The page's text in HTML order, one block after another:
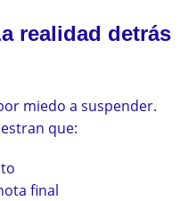
realidad detrás
miedo a suspender.
que:
final